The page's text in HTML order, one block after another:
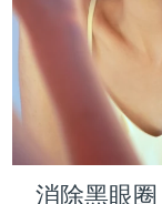
消除黑眼圈
All
All
All
IPL
痘肌護理
法屬玻里尼西亞
德國
直布羅陀
希臘